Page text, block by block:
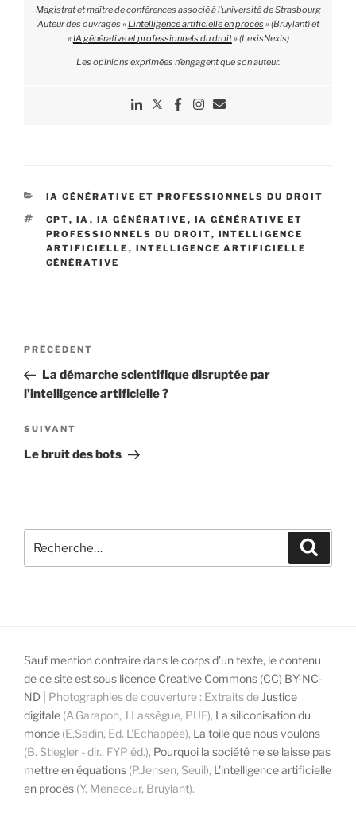
Magistrat et maître de conférences associé à l’université de Strasbourg
Auteur des ouvrages «L’intelligence artificielle en procès » (Bruylant) et
«IA générative et professionnels du droit» (LexisNexis)
Les opinions exprimées n’engagent que son auteur.
CATÉGORIES
IA GÉNÉRATIVE ET PROFESSIONNELS DU DROIT
ÉTIQUETTES
GPT, IA , IA GÉNÉRATIVE , IA GÉNÉRATIVE ET
PROFESSIONNELS DU DROIT, INTELLIGENCE
ARTIFICIELLE , INTELLIGENCE ARTIFICIELLE
GÉNÉRATIVE
Navigation
l’article
Article
précédent
PRÉCÉDENT
La démarche scientifique disruptée par
l’intelligence artificielle ?
Article
suivant
SUIVANT
Le bruit des bots
pour
Sauf mention contraire dans le corps d'un texte, le contenu
de ce site est sous licence Creative Commons (CC) BY-NC-
ND
Photographies de couverture : Extraits deJustice
digitale (A.Garapon, J.Lassègue, PUF), La siliconisation du
monde (E.Sadin, Ed. L'Echappée), La toile que nous voulons
(B. Stiegler - dir., FYP éd.), Pourquoi la société ne se laisse pas
mettre en équations (P.Jensen, Seuil), L'intelligence artificielle
en procès (Y. Meneceur, Bruylant).